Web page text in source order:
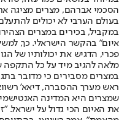
הסכמי אברהם, מצרים מציגה
בעולם הערבי לא יכולים
במקביל, בכירים במצרים
איום" בהקשר הישראלי. כך,
פכרי, הדגיש את יכולותיו של
מלאה להגיב מיד על כל התקפה
במצרים מסבירים כי מדובר
ראש מערך ההסברה, דיאא'
שמצרים היא המדינה
את האיום הכי גדול על ישראל.